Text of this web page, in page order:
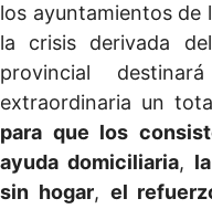
los ayuntamientos de
la crisis derivada
provincial
extraordinaria un
para que los
ayuda domiciliaria,
sin hogar, el